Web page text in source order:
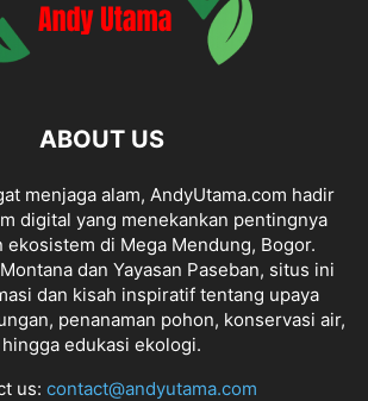
ABOUT US
menjaga alam, AndyUtama.com hadir
digital yang menekankan pentingnya
ekosistem di Mega Mendung, Bogor.
dan Yayasan Paseban, situs ini
dan kisah inspiratif tentang upaya
penanaman pohon, konservasi air,
hingga edukasi ekologi.
us: contact@andyutama.com